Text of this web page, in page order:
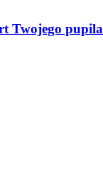
Twojego pupila